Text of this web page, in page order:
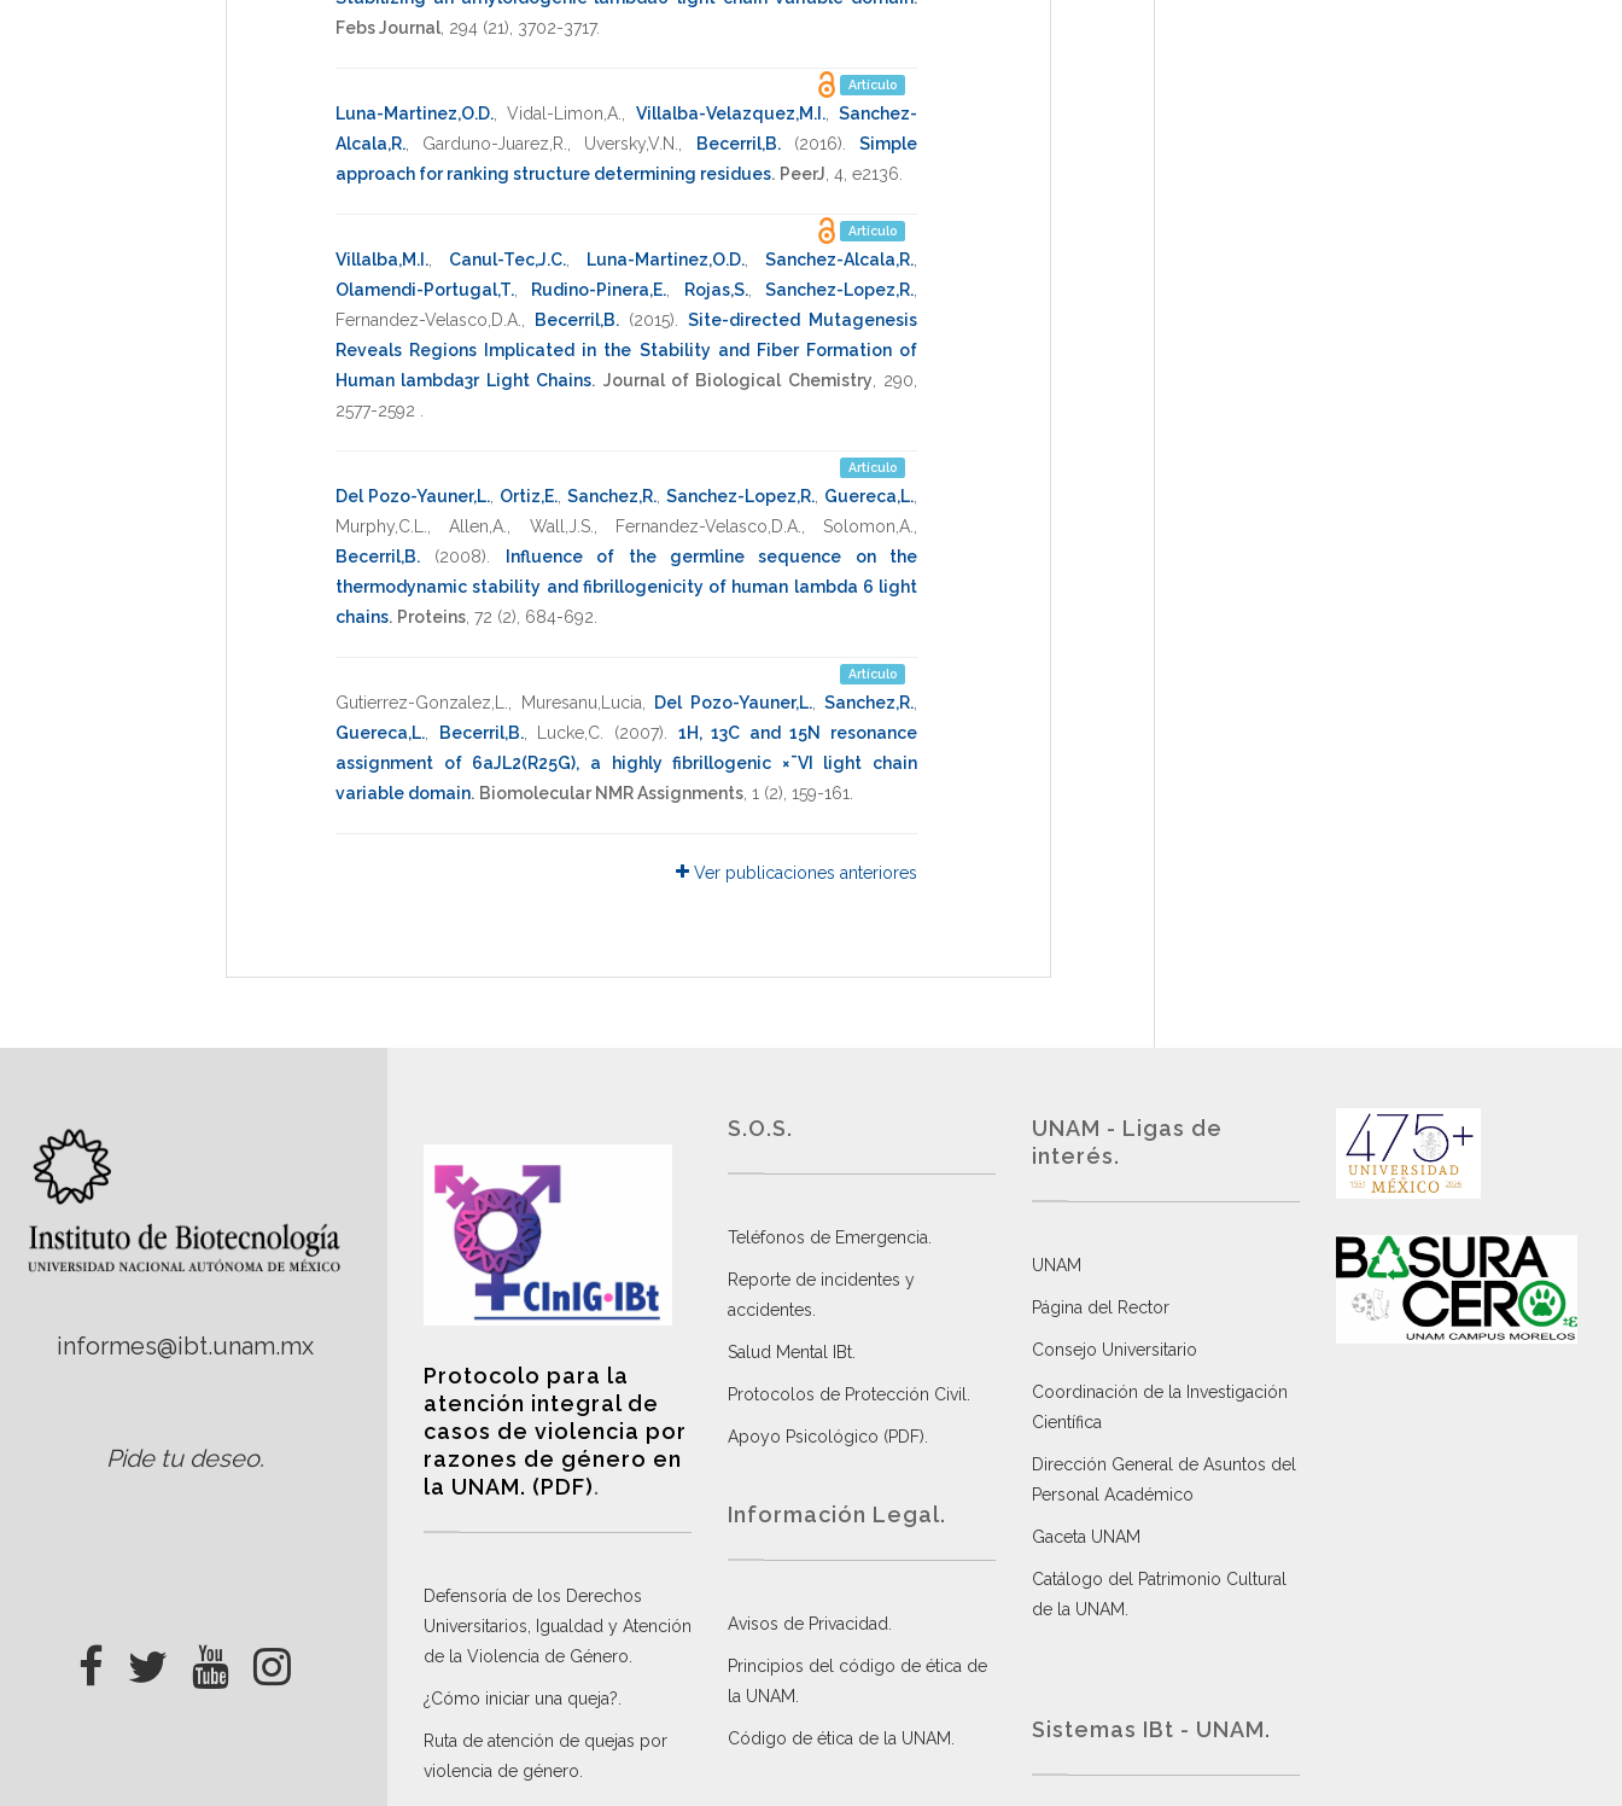
Febs Journal 294 (21), 3702-3717.
Artículo
Luna-Martinez,O.D. ,Vidal-Limon,A. Villalba-Velazquez,M.I.,Sanchez-
Alcala,R.
Garduno-Juarez,R. Uversky,V.N. Becerril,B. (2016) .Simple
approach for ranking structure determining residues. PeerJ 4 e2136
Artículo
Villalba,M.I. Canul-Tec,J.C. Luna-Martinez,O.D. Sanchez-Alcala,R.
Olamendi-Portugal,T.
Rudino-Pinera,E. Rojas,S.,Sanchez-Lopez,R.
Fernandez-Velasco,D.A.
Becerril,B. (2015)
Site-directed Mutagenesis
Reveals Regions Implicated in the Stability and Fiber Formation of
Human lambda3r Light Chains. Journal of Biological Chemistry 290
2577-2592
Artículo
Del Pozo-Yauner,L. Ortiz,E. Sanchez,R. Sanchez-Lopez,R. Guereca,L.
Murphy,C.L.
,Allen,A. Wall,J.S. Fernandez-Velasco,D.A. Solomon,A.
Becerril,B.
(2008)
Influence of the germline sequence on the
thermodynamic stability and fibrillogenicity of human lambda 6 light
chains. Proteins 72 (2), 684-692
Artículo
Gutierrez-Gonzalez,L. Muresanu,Lucia Del Pozo-Yauner,L., Sanchez,R.
Guereca,L.
Becerril,B., Lucke,C. (2007)
1H, 13C and 15N resonance
assignment of 6aJL2(R25G), a highly fibrillogenic ×¯VI light chain
variable domain. Biomolecular NMR Assignments 1 (2), 159-161
Ver publicaciones anteriores
informes@ibt.unam.mx
Pide tu deseo.
Protocolo para la
atención integral de
casos de violencia por
razones de género en
la UNAM. (PDF).
Defensoría de los Derechos
Universitarios, Igualdad y Atención
de la Violencia de Género
¿Cómo iniciar una queja?
Ruta de atención de quejas por
violencia de género
S.O.S.
Teléfonos de Emergencia.
Reporte de incidentes y
accidentes
Salud Mental IBt
Protocolos de Protección Civil
Apoyo Psicológico (PDF)
Información Legal.
Avisos de Privacidad
Principios del código de ética de
la UNAM
Código de ética de la UNAM
UNAM - Ligas de
interés.
UNAM
Página del Rector
Consejo Universitario
Coordinación de la Investigación
Científica
Dirección General de Asuntos del
Personal Académico
Gaceta UNAM
Catálogo del Patrimonio Cultural
de la UNAM.
Sistemas IBt - UNAM.